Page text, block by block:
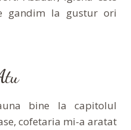
gandim la gustur ori
bine la capitolul
cofetaria mi-a aratat